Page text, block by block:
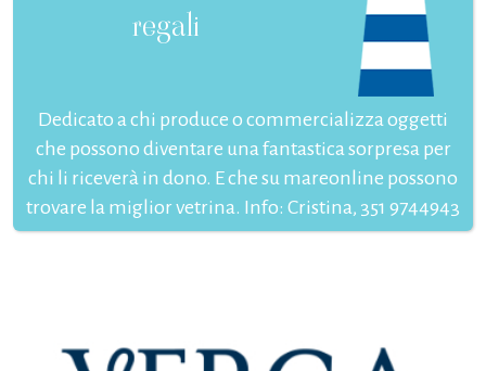
regali
Dedicato a chi produce o commercializza oggetti
che possono diventare una fantastica sorpresa per
chi li riceverà in dono. E che su mareonline possono
trovare la miglior vetrina. Info: Cristina, 351 9744943